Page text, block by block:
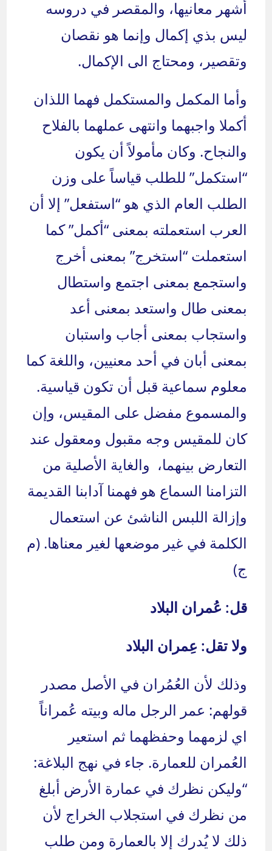
أشهر معانيها، والمقصر في دروسه
ليس بذي إكمال وإنما هو نقصان
وتقصير، ومحتاج الى الإكمال.
وأما المكمل والمستكمل فهما اللذان
أكملا واجبهما وانتهى عملهما بالفلاح
والنجاح. وكان مأمولاً أن يكون
“استكمل” للطلب قياساً على وزن
الطلب العام الذي هو “استفعل” إلا أن
العرب استعملته بمعنى “أكمل” كما
استعملت “استخرج” بمعنى أخرج
واستجمع بمعنى اجتمع واستطال
بمعنى طال واستعد بمعنى أعد
واستجاب بمعنى أجاب واستبان
بمعنى أبان في أحد معنيين، واللغة كما
معلوم سماعية قبل أن تكون قياسية.
والمسموع مفضل على المقيس، وإن
كان للمقيس وجه مقبول ومعقول عند
التعارض بينهما، والغاية الأصلية من
التزامنا السماع هو فهمنا آدابنا القديمة
وإزالة اللبس الناشئ عن استعمال
الكلمة في غير موضعها لغير معناها. (م
ج)
قل: عُمران البلاد
ولا تقل: عِمران البلاد
وذلك لأن العُمُران في الأصل مصدر
قولهم: عمر الرجل ماله وبيته عُمراناً
اي لزمهما وحفظهما ثم استعير
العُمران للعمارة. جاء في نهج البلاغة:
“وليكن نظرك في عمارة الأرض أبلغ
من نظرك في استجلاب الخراج لأن
ذلك لا يُدرك إلا بالعمارة ومن طلب